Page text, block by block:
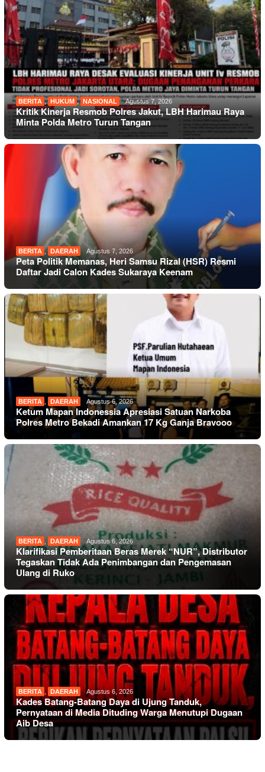
BERITA , HUKUM , NASIONAL Agustus 7, 2026
Kritik Kinerja Resmob Polres Jakut, LBH Harimau Raya
Minta Polda Metro Turun Tangan
BERITA , DAERAH Agustus 7, 2026
Peta Politik Memanas, Heri Samsu Rizal (HSR) Resmi
Daftar Jadi Calon Kades Sukaraya Keenam
BERITA , DAERAH Agustus 6, 2026
Ketum Mapan Indonessia Apresiasi Satuan Narkoba
Polres Metro Bekadi Amankan 17 Kg Ganja Bravooo
BERITA DAERAH Agustus 6, 2026
Klarifikasi Pemberitaan Beras Merek “NUR”, Distributor
Tegaskan Tidak Ada Penimbangan dan Pengemasan
Ulang di Ruko
BERITA , DAERAH Agustus 6, 2026
Kades Batang-Batang Daya di Ujung Tanduk,
Pernyataan di Media Dituding Warga Menutupi Dugaan
Aib Desa